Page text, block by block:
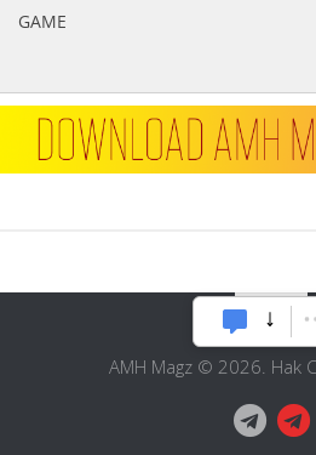
GAME
AMH Magz © 2026. Hak